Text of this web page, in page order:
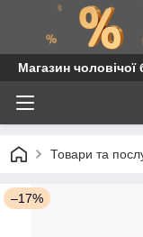
Магазин чоловічої
Товари та
–17%